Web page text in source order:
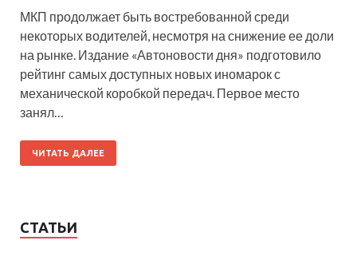
МКП продолжает быть востребованной среди
некоторых водителей, несмотря на снижение ее доли
на рынке. Издание «Автоновости дня» подготовило
рейтинг самых доступных новых иномарок с
механической коробкой передач. Первое место
занял…
ЧИТАТЬ ДАЛЕЕ
СТАТЬИ